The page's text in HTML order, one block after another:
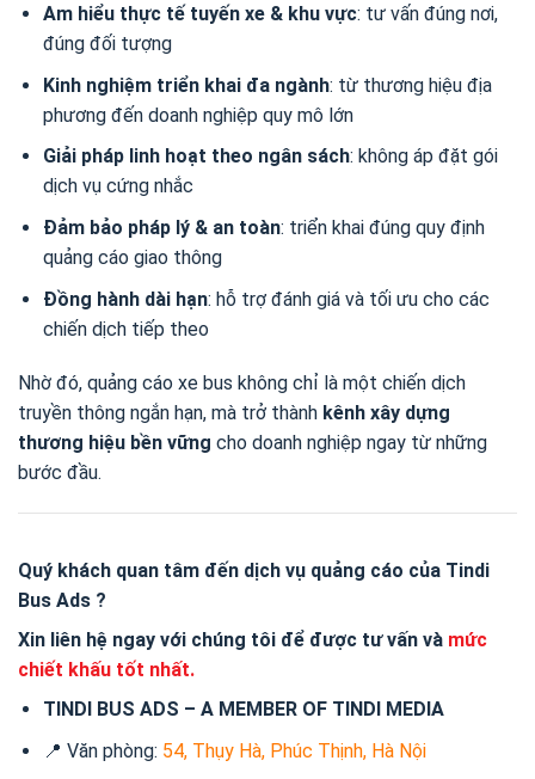
Am hiểu thực tế tuyến xe & khu vực: tư vấn đúng nơi,
đúng đối tượng
Kinh nghiệm triển khai đa ngành: từ thương hiệu địa
phương đến doanh nghiệp quy mô lớn
Giải pháp linh hoạt theo ngân sách: không áp đặt gói
dịch vụ cứng nhắc
Đảm bảo pháp lý & an toàn: triển khai đúng quy định
quảng cáo giao thông
Đồng hành dài hạn: hỗ trợ đánh giá và tối ưu cho các
chiến dịch tiếp theo
Nhờ đó, quảng cáo xe bus không chỉ là một chiến dịch
truyền thông ngắn hạn, mà trở thành kênh xây dựng
thương hiệu bền vững cho doanh nghiệp ngay từ những
bước đầu.
Quý khách quan tâm đến dịch vụ quảng cáo của Tindi
Bus Ads ?
Xin liên hệ ngay với chúng tôi để được tư vấn và mức
chiết khấu tốt nhất.
TINDI BUS ADS – A MEMBER OF TINDI MEDIA
📍 Văn phòng: 54, Thụy Hà, Phúc Thịnh, Hà Nội